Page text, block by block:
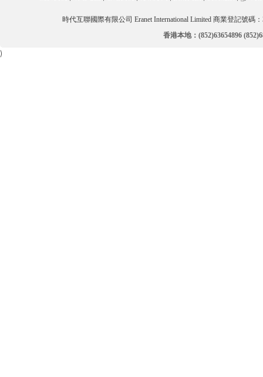
時代互聯國際有限公司 Eranet International Limited 商業登記號碼：
香港本地：(852)63654896
)